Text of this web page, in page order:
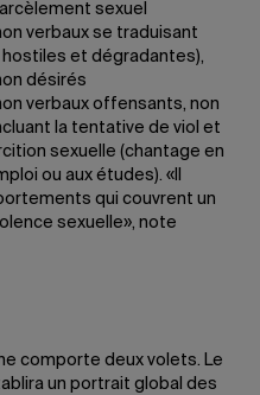
sexuel
verbaux se traduisant
et dégradantes),
désirés
verbaux offensants, non
la tentative de viol et
sexuelle (chantage en
ou aux études). «Il
qui couvrent un
sexuelle», note
comporte deux volets. Le
un portrait global des